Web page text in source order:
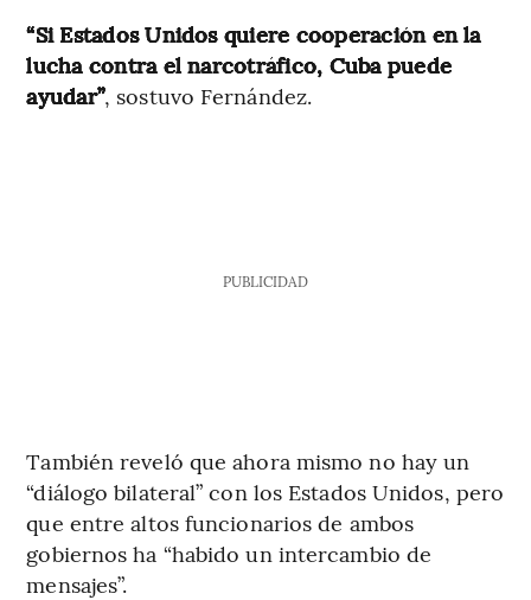
“Si Estados Unidos quiere cooperación en la
lucha contra el narcotráfico, Cuba puede
ayudar”, sostuvo Fernández.
PUBLICIDAD
También reveló que ahora mismo no hay un
“diálogo bilateral” con los Estados Unidos, pero
que entre altos funcionarios de ambos
gobiernos ha “habido un intercambio de
mensajes”.